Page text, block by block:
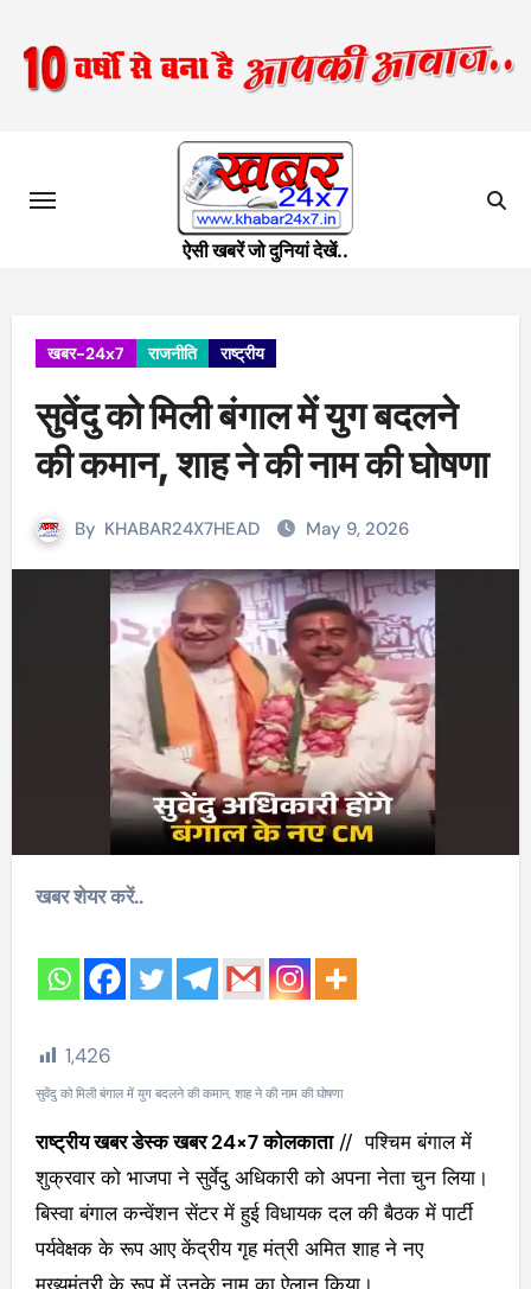
content
ऐसी खबरें जो दुनियां देखें..
खबर-24x7 राजनीति राष्ट्रीय
सुवेंदु को मिली बंगाल में युग बदलने
की कमान, शाह ने की नाम की घोषणा
By KHABAR24X7HEAD May 9, 2026
खबर शेयर करें..
1,426
सुवेंदु को मिली बंगाल में युग बदलने की कमान, शाह ने की नाम की घोषणा
राष्ट्रीय खबर डेस्क खबर 24×7 कोलकाता// पश्चिम बंगाल में
शुक्रवार को भाजपा ने सुर्वेदु अधिकारी को अपना नेता चुन लिया।
बिस्वा बंगाल कन्वेंशन सेंटर में हुई विधायक दल की बैठक में पार्टी
पर्यवेक्षक के रूप आए केंद्रीय गृह मंत्री अमित शाह ने नए